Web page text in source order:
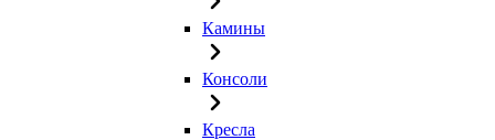
Камины
Консоли
Кресла